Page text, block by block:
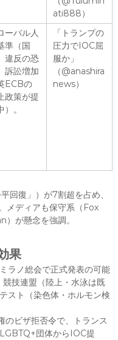
ati888）
ーバル人
準（国
違反の恐
訴訟増加
ECBの
政策が提
）。
「トランプの
圧力でIOC屈
服か」
（@anashira
news）
回復」）が7割超を占め、
メディアも保守系（Fox
が懸念を強調。
果
ラノ総会で正式発表の可能
技連盟（陸上・水泳は既
スト（染色体・ホルモン検
のビザ拒否令で、トランス
団体からIOC提